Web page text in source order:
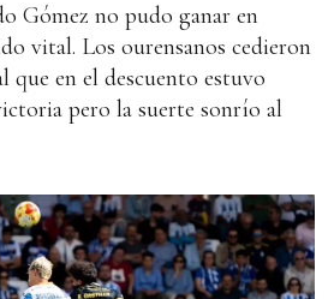
Gómez no pudo ganar en
vital. Los ourensanos cedieron
que en el descuento estuvo
pero la suerte sonrío al